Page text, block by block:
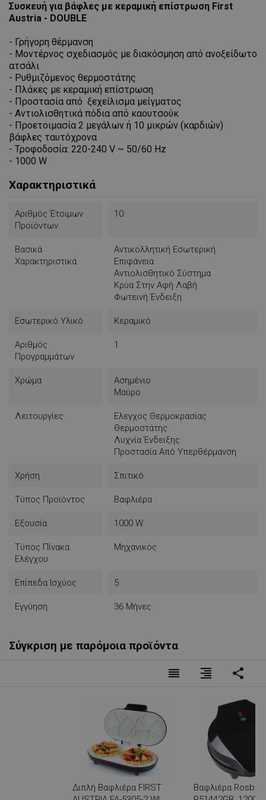
Συσκευή για βάφλες με κεραμική επίστρωση First
Austria - DOUBLE
- Γρήγορη θέρμανση
- Μοντέρνος σχεδιασμός με διακόσμηση από ανοξείδωτο
ατσάλι
- Ρυθμιζόμενος θερμοστάτης
- Πλάκες με κεραμική επίστρωση
- Προστασία από ξεχείλισμα μείγματος
- Αντιολισθητικά πόδια από καουτσούκ
- Προετοιμασία 2 μεγάλων ή 10 μικρών (καρδιών)
βάφλες ταυτόχρονα
- Τροφοδοσία: 220-240 V ~ 50/60 Hz
- 1000 W
Χαρακτηριστικά
Αριθμός Έτοιμων
Προϊόντων
10
Βασικά
Χαρακτηριστικά
Αντικολλητική Εσωτερική
Επιφάνεια
Αντιολισθητικό Σύστημα
Κρύα Στην Αφή Λαβή
Φωτεινή Ένδειξη
Εσωτερικό Υλικό Κεραμικό
Αριθμός
Προγραμμάτων
1
Χρώμα
Ασημένιο
Μαύρο
Λειτουργίες
Ελεγχος Θερμοκρασίας
Θερμοστάτης
Λυχνία Ένδειξης
Προστασία Από Υπερθέρμανση
Χρήση Σπιτικό
Τύπος Προϊόντος Βαφλιέρα
Εξουσία 1000 W
Τύπος Πίνακα
Ελέγχου
Μηχανικός
Επίπεδα Ισχύος 5
Εγγύηση 36 Μήνες
Σύγκριση με παρόμοια προϊόντα
reorder format_align_right share
Διπλή Βαφλιέρα FIRST
Βαφλιέρα